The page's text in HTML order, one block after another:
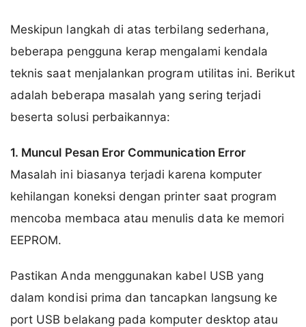
Meskipun langkah di atas terbilang sederhana,
beberapa pengguna kerap mengalami kendala
teknis saat menjalankan program utilitas ini. Berikut
adalah beberapa masalah yang sering terjadi
beserta solusi perbaikannya:
1. Muncul Pesan Eror Communication Error
Masalah ini biasanya terjadi karena komputer
kehilangan koneksi dengan printer saat program
mencoba membaca atau menulis data ke memori
EEPROM.
Pastikan Anda menggunakan kabel USB yang
dalam kondisi prima dan tancapkan langsung ke
port USB belakang pada komputer desktop atau